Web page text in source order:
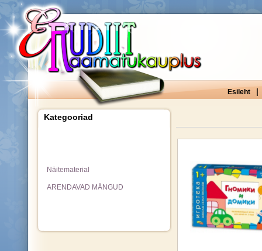
Esileht
Kategooriad
Näitematerial
ARENDAVAD MÄNGUD